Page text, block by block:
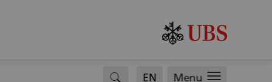
search Menu
EN